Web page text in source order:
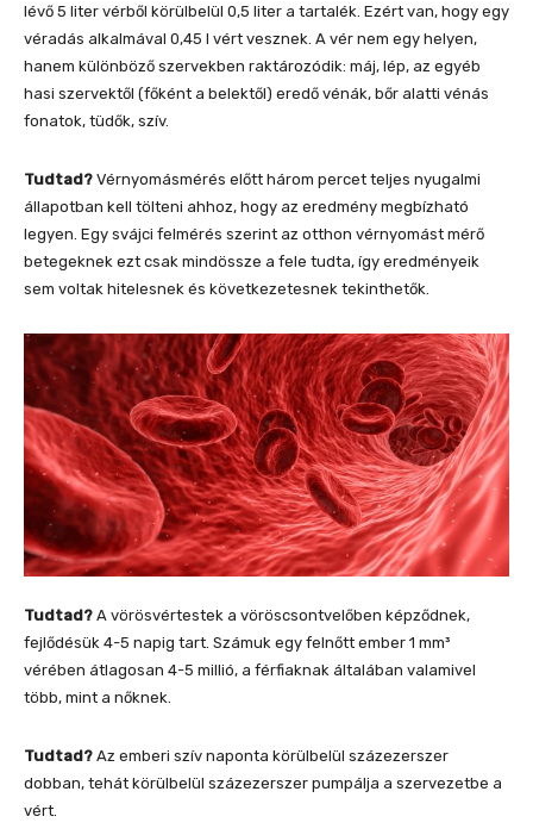
lévő 5 liter vérből körülbelül 0,5 liter a tartalék. Ezért van, hogy egy
véradás alkalmával 0,45 l vért vesznek. A vér nem egy helyen,
hanem különböző szervekben raktározódik: máj, lép, az egyéb
hasi szervektől (főként a belektől) eredő vénák, bőr alatti vénás
fonatok, tüdők, szív.
Tudtad? Vérnyomásmérés előtt három percet teljes nyugalmi
állapotban kell tölteni ahhoz, hogy az eredmény megbízható
legyen. Egy svájci felmérés szerint az otthon vérnyomást mérő
betegeknek ezt csak mindössze a fele tudta, így eredményeik
sem voltak hitelesnek és következetesnek tekinthetők.
Tudtad? A vörösvértestek a vöröscsontvelőben képződnek,
fejlődésük 4-5 napig tart. Számuk egy felnőtt ember 1 mm³
vérében átlagosan 4-5 millió, a férfiaknak általában valamivel
több, mint a nőknek.
Tudtad? Az emberi szív naponta körülbelül százezerszer
dobban, tehát körülbelül százezerszer pumpálja a szervezetbe a
vért.